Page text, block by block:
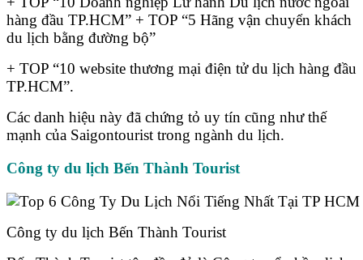
hàng đầu TP.HCM” + TOP “5 Hãng vận chuyển khách
du lịch bằng đường bộ”
+ TOP “10 website thương mại điện tử du lịch hàng đầu
TP.HCM”.
Các danh hiệu này đã chứng tỏ uy tín cũng như thế
mạnh của Saigontourist trong ngành du lịch.
Công ty du lịch Bến Thành Tourist
Công ty du lịch Bến Thành Tourist